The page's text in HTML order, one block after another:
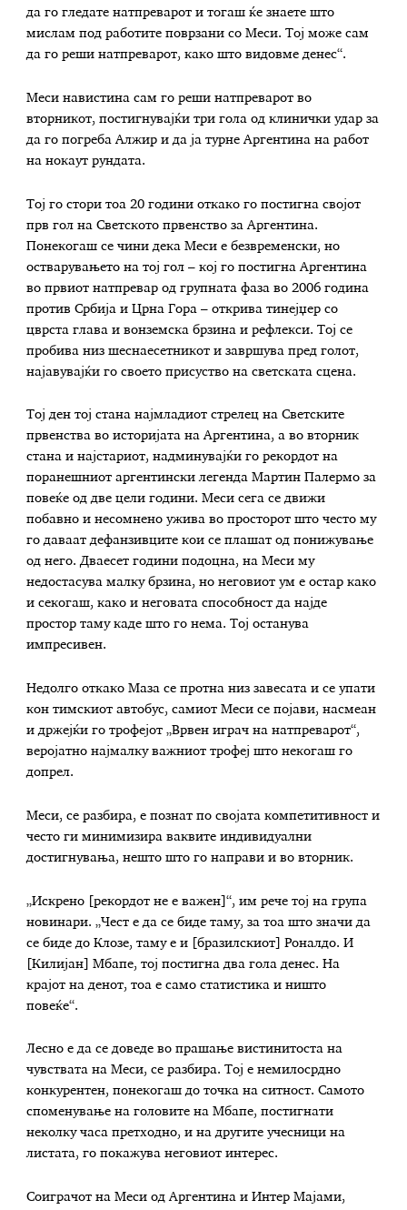
да го гледате натпреварот и тогаш ќе знаете што
мислам под работите поврзани со Меси. Тој може сам
да го реши натпреварот, како што видовме денес“.
Меси навистина сам го реши натпреварот во
вторникот, постигнувајќи три гола од клинички удар за
да го погреба Алжир и да ја турне Аргентина на работ
на нокаут рундата.
Тој го стори тоа 20 години откако го постигна својот
прв гол на Светското првенство за Аргентина.
Понекогаш се чини дека Меси е безвременски, но
остварувањето на тој гол – кој го постигна Аргентина
во првиот натпревар од групната фаза во 2006 година
против Србија и Црна Гора – открива тинејџер со
цврста глава и вонземска брзина и рефлекси. Тој се
пробива низ шеснаесетникот и завршува пред голот,
најавувајќи го своето присуство на светската сцена.
Тој ден тој стана најмладиот стрелец на Светските
првенства во историјата на Аргентина, а во вторник
стана и најстариот, надминувајќи го рекордот на
поранешниот аргентински легенда Мартин Палермо за
повеќе од две цели години. Меси сега се движи
побавно и несомнено ужива во просторот што често му
го даваат дефанзивците кои се плашат од понижување
од него. Дваесет години подоцна, на Меси му
недостасува малку брзина, но неговиот ум е остар како
и секогаш, како и неговата способност да најде
простор таму каде што го нема. Тој останува
импресивен.
Недолго откако Маза се протна низ завесата и се упати
кон тимскиот автобус, самиот Меси се појави, насмеан
и држејќи го трофејот „Врвен играч на натпреварот“,
веројатно најмалку важниот трофеј што некогаш го
допрел.
Меси, се разбира, е познат по својата компетитивност и
често ги минимизира ваквите индивидуални
достигнувања, нешто што го направи и во вторник.
„Искрено [рекордот не е важен]“, им рече тој на група
новинари. „Чест е да се биде таму, за тоа што значи да
се биде до Клозе, таму е и [бразилскиот] Роналдо. И
[Килијан] Мбапе, тој постигна два гола денес. На
крајот на денот, тоа е само статистика и ништо
повеќе“.
Лесно е да се доведе во прашање вистинитоста на
чувствата на Меси, се разбира. Тој е немилосрдно
конкурентен, понекогаш до точка на ситност. Самото
споменување на головите на Мбапе, постигнати
неколку часа претходно, и на другите учесници на
листата, го покажува неговиот интерес.
Соиграчот на Меси од Аргентина и Интер Мајами,